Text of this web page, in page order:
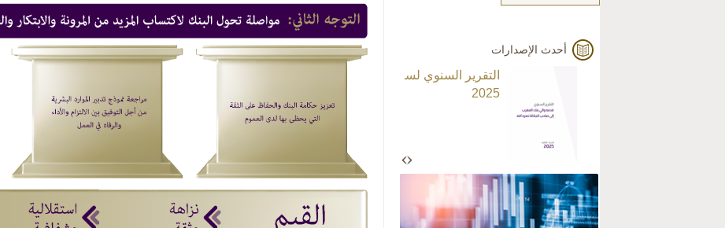
أحدث الإصدارات
العقارية - 2026
الصناعية - 2026
التقرير السنوي لسنة
2025